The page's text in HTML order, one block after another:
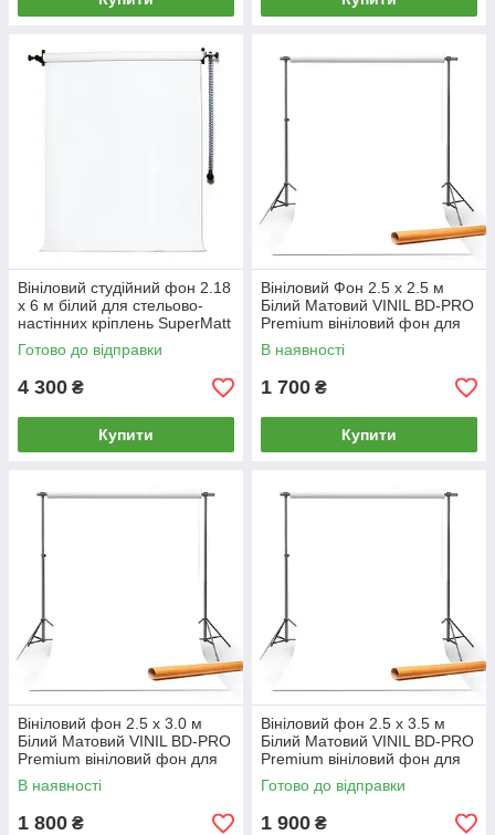
Вініловий студійний фон 2.18
х 6 м білий для стельово-
настінних кріплень SuperMatt
VINIL BD-PRO Premium
фотофон
Готово до відправки
4 300 ₴
Купити
Вініловий Фон 2.5 х 2.5 м
Білий Матовий VINIL BD-PRO
Premium вініловий фон для
фото, відео студійний
В наявності
1 700 ₴
Купити
Вініловий фон 2.5 х 3.0 м
Білий Матовий VINIL BD-PRO
Premium вініловий фон для
фото, відео студійний
В наявності
1 800 ₴
Вініловий фон 2.5 х 3.5 м
Білий Матовий VINIL BD-PRO
Premium вініловий фон для
фото, відео студійний
Готово до відправки
1 900 ₴